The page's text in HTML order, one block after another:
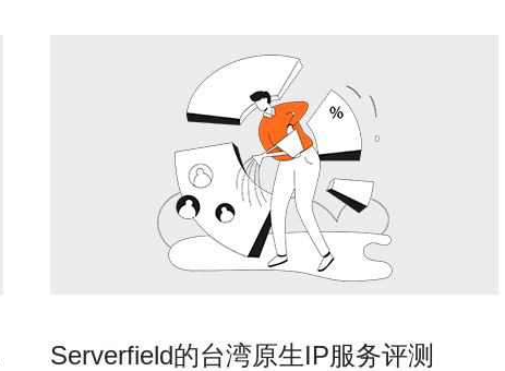
Serverfield的台湾原生IP服务评测